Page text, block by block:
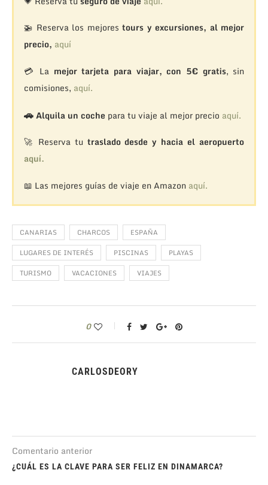
🚁 Reserva los mejorestours y excursiones, al mejor
precio, aquí
💳 La mejor tarjeta para viajar, con 5€ gratis, sin
comisiones, aquí.
🚗Alquila un coche para tu viaje al mejor precio aquí.
🚀 Reserva tu traslado desde y hacia el aeropuerto
aquí.
📖 Las mejores guías de viaje en Amazon aquí.
CANARIAS CHARCOS
ESPAÑA
LUGARES DE INTERÉS
PISCINAS
PLAYAS
TURISMO
VACACIONES VIAJES
0
CARLOSDEORY
Comentario anterior
¿CUÁL ES LA CLAVE PARA SER FELIZ EN DINAMARCA?